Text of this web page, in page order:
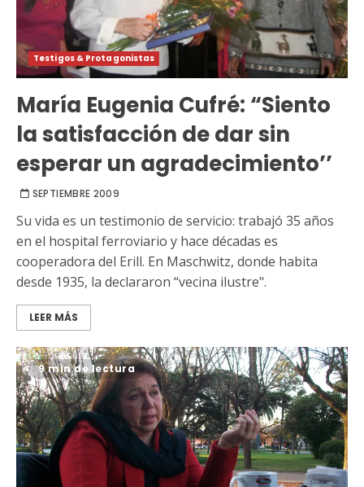
Testigos & Protagonistas
María Eugenia Cufré: “Siento
la satisfacción de dar sin
esperar un agradecimiento’’
SEPTIEMBRE 2009
Su vida es un testimonio de servicio: trabajó 35 años
en el hospital ferroviario y hace décadas es
cooperadora del Erill. En Maschwitz, donde habita
desde 1935, la declararon “vecina ilustre".
LEER MÁS
9 min de lectura